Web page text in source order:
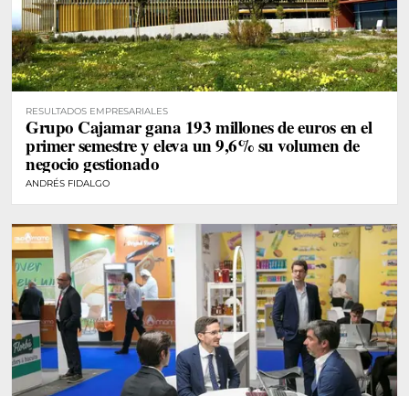
RESULTADOS EMPRESARIALES
Grupo Cajamar gana 193 millones de euros en el
primer semestre y eleva un 9,6% su volumen de
negocio gestionado
ANDRÉS FIDALGO